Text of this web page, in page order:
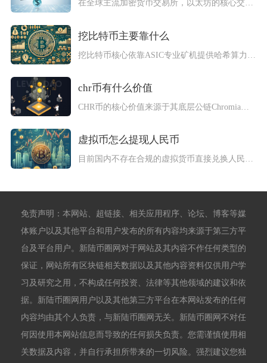
在全球主流加密货币交易所，以太坊的核心交易对为ETH/USD...
挖比特币主要靠什么
chr币有什么价值
虚拟币怎么提现人民币
免责声明：本网站、超链接、相关应用程序、论坛、博客等媒
体账户以及其他平台和用户发布的所有内容均来源于第三方平
台及平台用户。新陆币圈网对于网站及其内容不作任何类型的
保证，网站所有区块链相关数据以及其他内容资料仅供用户学
习及研究之用，不构成任何投资、法律等其他领域的建议和依
据。新陆币圈网用户以及其他第三方平台在本网站发布的任何
内容均由其个人负责，与新陆币圈网无关。新陆币圈网不对任
何因使用本网站信息而导致的任何损失负责。您需谨慎使用相
关数据及内容，并自行承担所带来的一切风险。强烈建议您独